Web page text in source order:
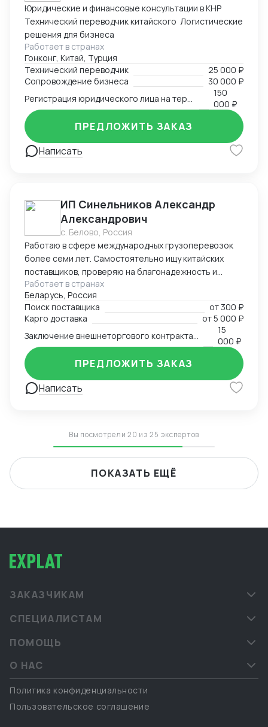
Юридические и финансовые консультации в КНР
Технический переводчик китайского Логистические
решения для бизнеса
Работает в странах
Гонконг, Китай, Турция
Технический переводчик
25 000 ₽
Сопровождение бизнеса
30 000 ₽
150
000 ₽
Написать
ПРЕДЛОЖИТЬ ЗАКАЗ
ИП Синельников Александр
Александрович
с. Белово, Россия
Работаю в сфере международных грузоперевозок
более семи лет. Самостоятельно ищу китайских
поставщиков, проверяю на благонадежность и
выстраиваю долгосрочные торговые отношения.
Осуществляю полный цикл сделки с китайскими
производителями от поиска поставщика и выкупа
товаров, до поставки продукции на склад покупателя.
Берусь за сложные проекты и помогаю решить
нестандартные вопросы.
Работает в странах
Беларусь, Россия
Поиск поставщика
от 300 ₽
Карго доставка
от5 000 ₽
15
000 ₽
Написать
ПРЕДЛОЖИТЬ ЗАКАЗ
Вы посмотрели 20 из 25 экспертов
ПОКАЗАТЬ ЕЩЁ
ЗАКАЗЧИКАМ
СПЕЦИАЛИСТАМ
ПОМОЩЬ
О НАС
Политика конфиденциальности
Пользовательское соглашение